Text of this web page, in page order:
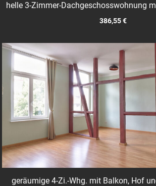
helle 3-Zimmer-Dachgeschosswohnung
386,55 €
geräumige 4-Zi.-Whg. mit Balkon, Hof